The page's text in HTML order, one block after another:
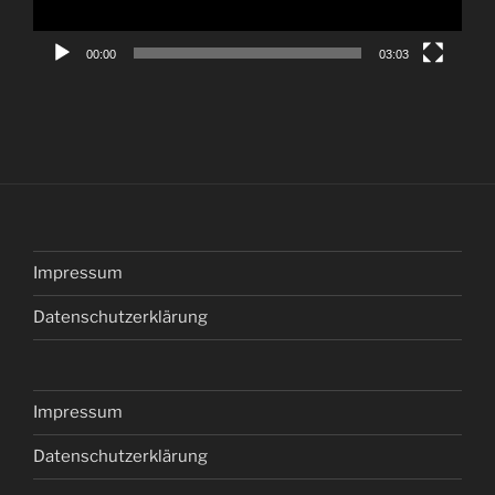
00:00 03:03
Impressum
Datenschutzerklärung
Impressum
Datenschutzerklärung